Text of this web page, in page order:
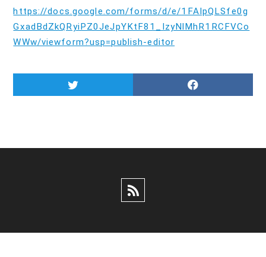
https://docs.google.com/forms/d/e/1FAIpQLSfe0g
GxadBdZkQRyiPZ0JeJpYKtF81_IzyNlMhR1RCFVCo
WWw/viewform?usp=publish-editor